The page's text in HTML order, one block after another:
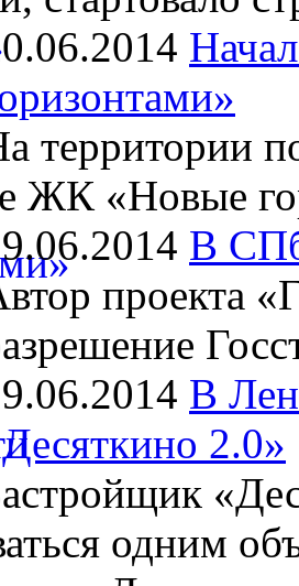
территории
ЖК «Новые
В
проекта
В
2.0»
одним